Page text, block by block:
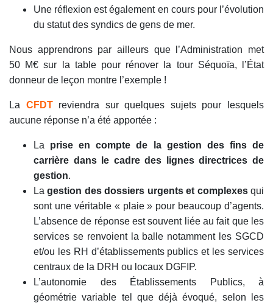
Une réflexion est également en cours pour l’évolution
du statut des syndics de gens de mer.
Nous apprendrons par ailleurs que l’Administration met
50 M€ sur la table pour rénover la tour Séquoïa, l’État
donneur de leçon montre l’exemple !
La CFDTreviendra sur quelques sujets pour lesquels
aucune réponse n’a été apportée :
La prise en compte de la gestion des fins de
carrière dans le cadre des lignes directrices de
gestion.
Lagestion des dossiers urgents et complexesqui
sont une véritable « plaie » pour beaucoup d’agents.
L’absence de réponse est souvent liée au fait que les
services se renvoient la balle notamment les SGCD
et/ou les RH d’établissements publics et les services
centraux de la DRH ou locaux DGFIP.
L’autonomie des Établissements Publics, à
géométrie variable tel que déjà évoqué, selon les